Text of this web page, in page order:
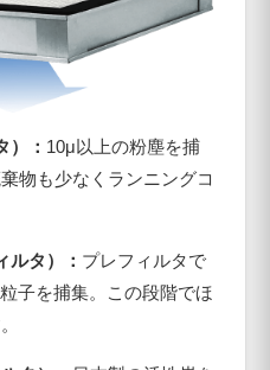
）： 10μ以上の粉塵を捕
物も少なくランニングコ
ルタ）： プレフィルタで
子を捕集。この段階でほ